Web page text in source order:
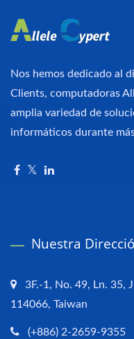
Nos hemos dedicado al
Clients, computadoras
amplia variedad de
informáticos durante
Nuestra
3F.-1, No. 49, Ln. 35,
114066, Taiwan
(+886) 2-2659-9355